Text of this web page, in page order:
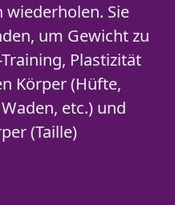
wiederholen. Sie
um Gewicht zu
Plastizität
Körper (Hüfte,
etc.) und
(Taille)